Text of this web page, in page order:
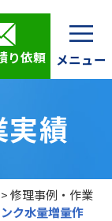
り依頼
績
>修理事例・作業
ク水量増量作